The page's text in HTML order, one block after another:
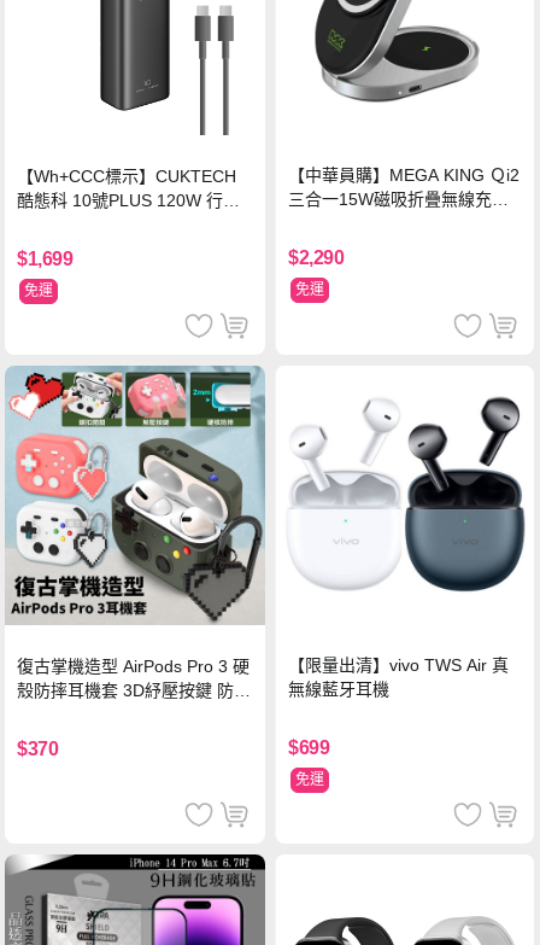
【Wh+CCC標示】CUKTECH
酷態科 10號PLUS 120W 行動
色
$1,699
免運
【中華員購】MEGA KING Ｑi2
三合一15W磁吸折疊無線充電
$2,290
免運
復古掌機造型 AirPods Pro 3 硬
殼防摔耳機套 3D紓壓按鍵 防開
$370
【限量出清】vivo TWS Air 真
無線藍牙耳機
$699
免運